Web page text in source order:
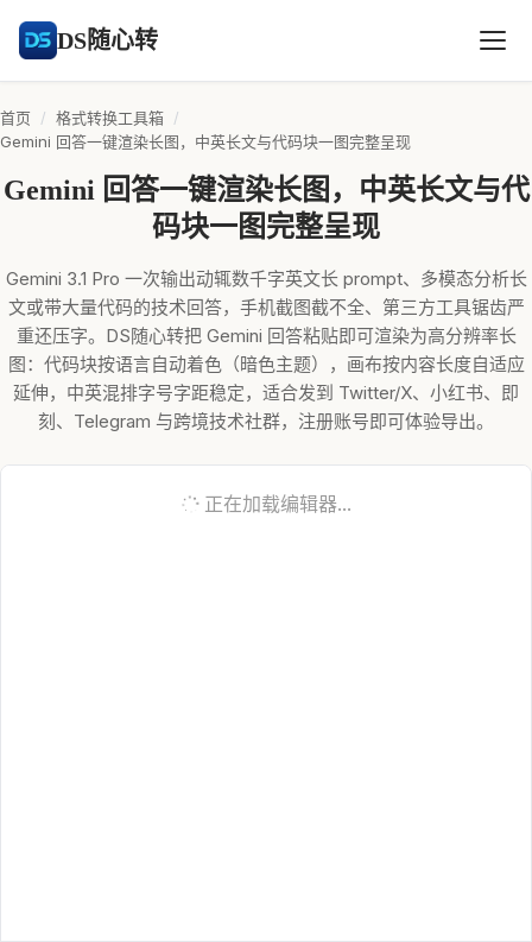
DS随心转
首页 / 格式转换工具箱 /
Gemini 回答一键渲染长图，中英长文与代码块一图完整呈现
Gemini 回答一键渲染长图，中英长文与代
码块一图完整呈现
Gemini 3.1 Pro 一次输出动辄数千字英文长 prompt、多模态分析长
文或带大量代码的技术回答，手机截图截不全、第三方工具锯齿严
重还压字。DS随心转把 Gemini 回答粘贴即可渲染为高分辨率长
图：代码块按语言自动着色（暗色主题），画布按内容长度自适应
延伸，中英混排字号字距稳定，适合发到 Twitter/X、小红书、即
刻、Telegram 与跨境技术社群，注册账号即可体验导出。
正在加载编辑器...